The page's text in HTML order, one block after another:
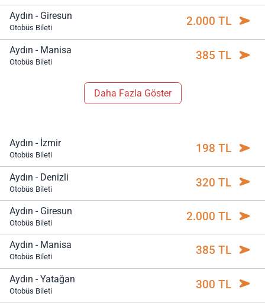
Aydın - Giresun
Otobüs Bileti 2.000 TL
Aydın - Manisa
Otobüs Bileti 385 TL
Daha Fazla Göster
Aydın - İzmir
Otobüs Bileti 198 TL
Aydın - Denizli
Otobüs Bileti 320 TL
Aydın - Giresun
Otobüs Bileti 2.000 TL
Aydın - Manisa
Otobüs Bileti 385 TL
Aydın - Yatağan
Otobüs Bileti 300 TL